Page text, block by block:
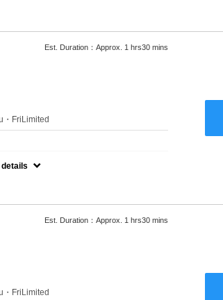
付き●次回以降は早期割引で10～20%off
Est. Duration：Approx. 1 hrs30 mins
・FriLimited
付き●次回以降は早期割引で10～20%off
details
Est. Duration：Approx. 1 hrs30 mins
・FriLimited